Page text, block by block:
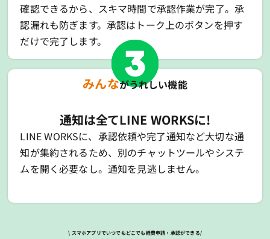
確認できるから、スキマ時間で承認作業が完了。承
認漏れも防ぎます。承認はトーク上のボタンを押す
だけで完了します。
みんながうれしい機能
通知は全てLINE WORKSに!
LINE WORKSに、承認依頼や完了通知など大切な通
知が集約されるため、別のチャットツールやシステ
ムを開く必要なし。通知を見逃しません。
\ スマホアプリでいつでもどこでも経費申請・承認ができる/